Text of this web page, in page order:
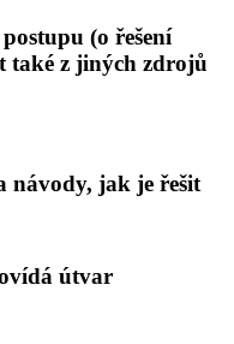
(o řešení
také z jiných zdrojů
návody, jak je řešit
útvar